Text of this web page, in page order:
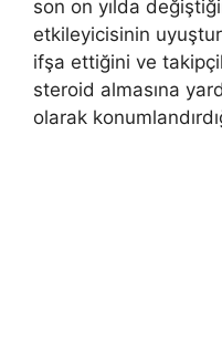
son on yılda
etkileyicisinin
ifşa ettiğini ve
steroid almasına
olarak